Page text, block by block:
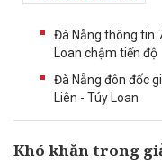
Đà Nẵng thông tin
Loan chậm tiến độ
Đà Nẵng đôn đốc
Liên - Túy Loan
Khó khăn trong